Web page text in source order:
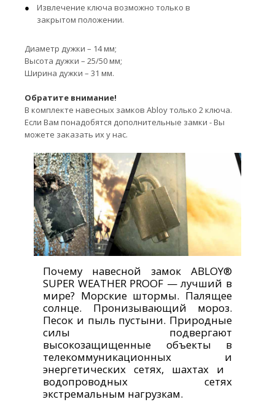
Извлечение ключа возможно только в
закрытом положении.
Диаметр дужки – 14 мм;
Высота дужки – 25/50 мм;
Ширина дужки – 31 мм.
Обратите внимание!
В комплекте навесных замков Abloy только 2 ключа.
Если Вам понадобятся дополнительные замки - Вы
можете заказать их у нас.
Почему навесной замок ABLOY®
SUPER WEATHER PROOF — лучший в
мире? Морские штормы. Палящее
солнце. Пронизывающий мороз.
Песок и пыль пустыни. Природные
силы подвергают
высокозащищенные объекты в
телекоммуникационных и
энергетических сетях, шахтах и ​​
водопроводных сетях
экстремальным нагрузкам.